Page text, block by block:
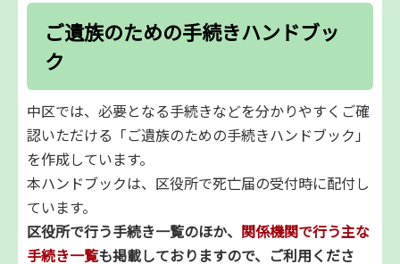
ご遺族のための手続きハンドブッ
ク
中区では、必要となる手続きなどを分かりやすくご確
認いただける「ご遺族のための手続きハンドブック」
を作成しています。
本ハンドブックは、区役所で死亡届の受付時に配付し
ています。
区役所で行う手続き一覧のほか、 関係機関で行う主な
手続き一覧も掲載しておりますので、ご利用くださ